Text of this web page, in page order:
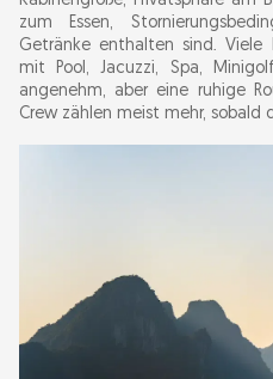
zum Essen,
Getränke enthalten sind. Viele
mit Pool, Jacuzzi, Spa,
angenehm, aber eine ruhige
Crew zählen meist mehr, sobald